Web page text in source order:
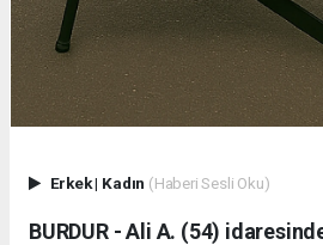
Erkek| Kadın (Haberi Sesli Oku)
BURDUR - Ali A. (54)